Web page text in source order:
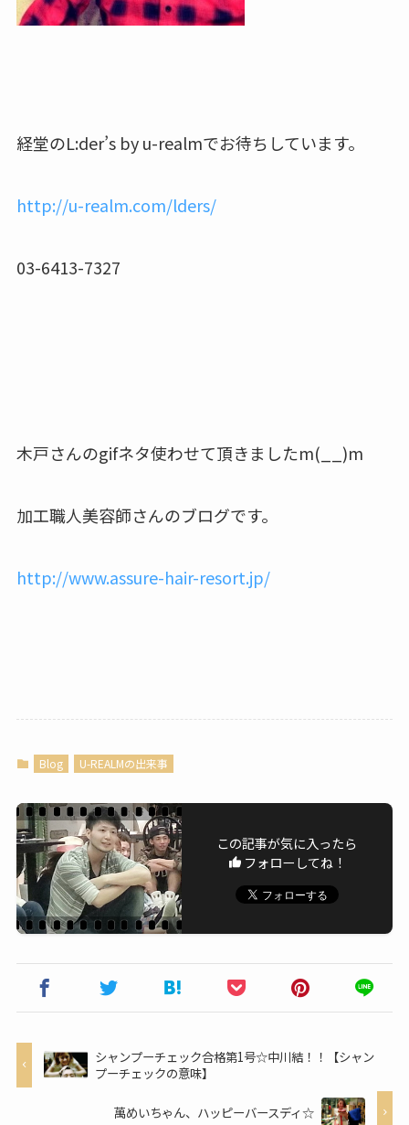
経堂のL:der’s by u-realmでお待ちしています。
http://u-realm.com/lders/
03-6413-7327
木戸さんのgifネタ使わせて頂きましたm(__)m
加工職人美容師さんのブログです。
http://www.assure-hair-resort.jp/
Blog U-REALMの出来事
この記事が気に入ったら
フォローしてね！
シャンプーチェック合格第1号☆中川結！！【シャン
プーチェックの意味】
萬めいちゃん、ハッピーバースディ☆